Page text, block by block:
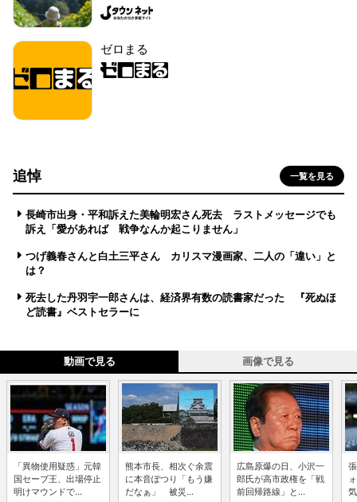
ゼロまる
追悼 一覧を見る
長崎市出身・平和訴えた美輪明宏さん死去 ラストメッセージでも
訴え「愛があれば 戦争なんか起こりません」
つげ義春さんと白土三平さん カリスマ漫画家、二人の「違い」と
は？
死去した丹羽宇一郎さんは、経済界有数の読書家だった 『死ぬほ
ど読書』ベストセラーに
動画で見る 画像で見る
「異物使用疑惑」元韓
国セーブ王、出場停止
明けマウンドで...
熊本市長、相次ぐ余震
に本音ぽつり「もう嫌
だなぁ」 被災...
広島原爆の日、小沢一
郎氏が高市政権を「戦
前回帰路線」と...